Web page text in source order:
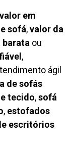
em
sofá,valor da
barata ou
,
ágil
desofás
tecido,sofá
, estofados
escritórios